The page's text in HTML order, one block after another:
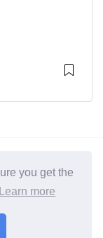
you get the
Learn more